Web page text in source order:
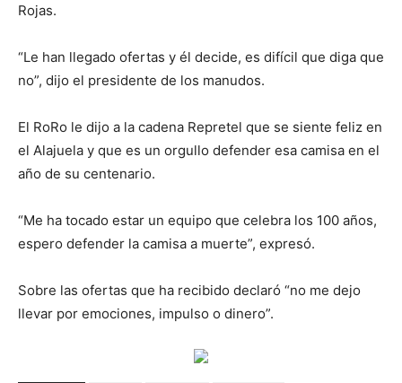
Rojas.
“Le han llegado ofertas y él decide, es difícil que diga que
no”, dijo el presidente de los manudos.
El RoRo le dijo a la cadena Repretel que se siente feliz en
el Alajuela y que es un orgullo defender esa camisa en el
año de su centenario.
“Me ha tocado estar un equipo que celebra los 100 años,
espero defender la camisa a muerte”, expresó.
Sobre las ofertas que ha recibido declaró “no me dejo
llevar por emociones, impulso o dinero”.